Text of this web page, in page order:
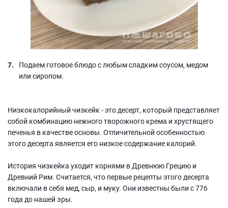
Подаем готовое блюдо с любым сладким соусом, медом
или сиропом.
Низкокалорийный чизкейк - это десерт, который представляет
собой комбинацию нежного творожного крема и хрустящего
печенья в качестве основы. Отличительной особенностью
этого десерта является его низкое содержание калорий.
История чизкейка уходит корнями в Древнюю Грецию и
Древний Рим. Считается, что первые рецепты этого десерта
включали в себя мед, сыр, и муку. Они известны были с 776
года до нашей эры.